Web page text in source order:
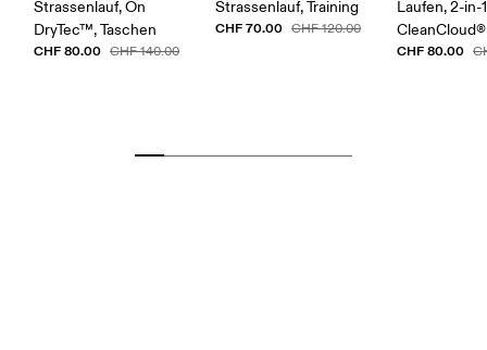
Strassenlauf, On
DryTec™, Taschen
CHF 80.00 CHF 140.00
Strassenlauf, Training
CHF 70.00 CHF 120.00
Laufen, 2-in-
CleanCloud®
CHF 80.00